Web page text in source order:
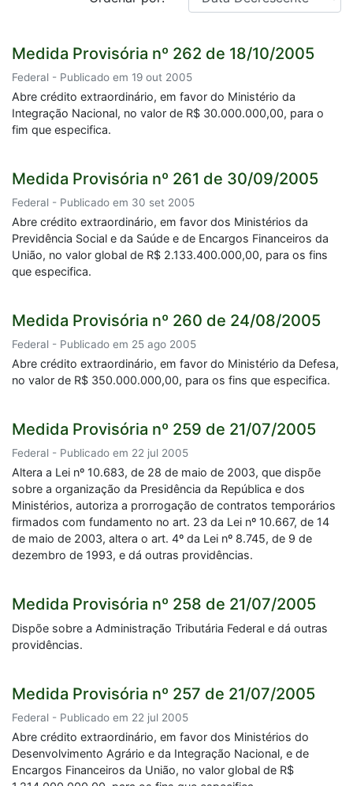
Medida Provisória nº 262 de 18/10/2005
Federal - Publicado em 19 out 2005
Abre crédito extraordinário, em favor do Ministério da
Integração Nacional, no valor de R$ 30.000.000,00, para o
fim que especifica.
Medida Provisória nº 261 de 30/09/2005
Federal - Publicado em 30 set 2005
Abre crédito extraordinário, em favor dos Ministérios da
Previdência Social e da Saúde e de Encargos Financeiros da
União, no valor global de R$ 2.133.400.000,00, para os fins
que especifica.
Medida Provisória nº 260 de 24/08/2005
Federal - Publicado em 25 ago 2005
Abre crédito extraordinário, em favor do Ministério da Defesa,
no valor de R$ 350.000.000,00, para os fins que especifica.
Medida Provisória nº 259 de 21/07/2005
Federal - Publicado em 22 jul 2005
Altera a Lei nº 10.683, de 28 de maio de 2003, que dispõe
sobre a organização da Presidência da República e dos
Ministérios, autoriza a prorrogação de contratos temporários
firmados com fundamento no art. 23 da Lei nº 10.667, de 14
de maio de 2003, altera o art. 4º da Lei nº 8.745, de 9 de
dezembro de 1993, e dá outras providências.
Medida Provisória nº 258 de 21/07/2005
Dispõe sobre a Administração Tributária Federal e dá outras
providências.
Medida Provisória nº 257 de 21/07/2005
Federal - Publicado em 22 jul 2005
Abre crédito extraordinário, em favor dos Ministérios do
Desenvolvimento Agrário e da Integração Nacional, e de
Encargos Financeiros da União, no valor global de R$